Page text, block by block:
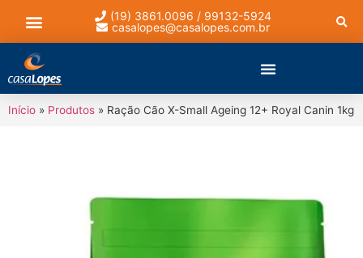
(19) 3861.0096 / 99132-5924
casalopes@casalopes.com.br
Início » Produtos » Ração Cão X-Small Ageing 12+ Royal Canin 1kg